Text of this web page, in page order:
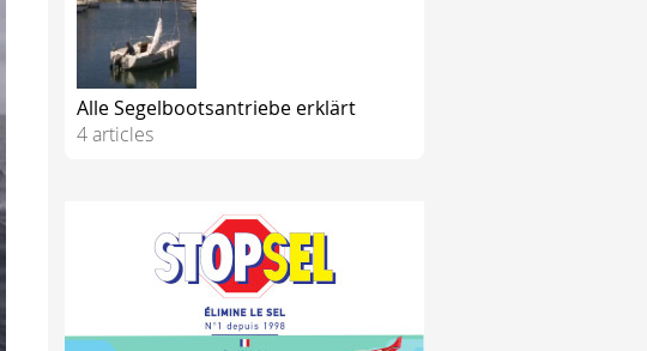
Alle Segelbootsantriebe erklärt
4 articles